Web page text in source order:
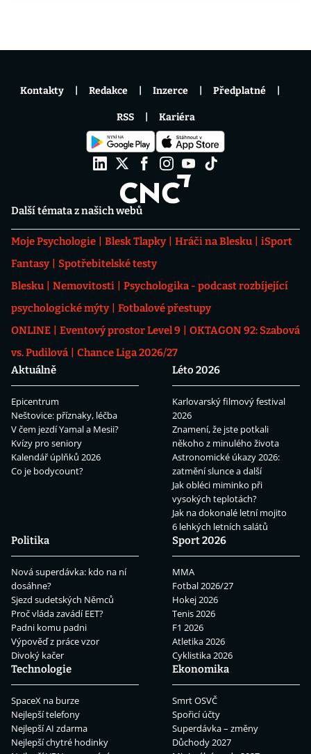
Další témata z našich webů
Moje Psychologie Blesk Tlapky Hráči na Blesku
iSport
Fantasy
Spotřebitelské testy
Blesku
Nemovitosti
Psychologika - podcast rozbíjející
psychologické mýty
Fotbalové přestupy
ONLINE
Eventový prostor Level 9
OKTAGON 92: Szabová
vs. Pudilová
Chance Liga 2026/27
Aktuálně
Epicentrum
Neštovice: příznaky, léčba
V čem jezdí Yamal a Mesii?
Kvízy pro seniory
Kalendář úplňků 2026
Co je bodycount?
Léto 2026
Karlovarský filmový festival
2026
Znamení, že jste potkali
někoho z minulého života
Astronomické úkazy 2026:
zatmění slunce a další
Jak obléci miminko při
vysokých teplotách?
Jak na dokonalé letní mojito
6 lehkých letních salátů
Politika
Nová superdávka: kdo na ní
dosáhne?
Sjezd sudetských Němců
Proč vláda zavádí EET?
Padni komu padni
Výpověď z práce vzor
Divoký kačer
Sport 2026
MMA
Fotbal 2026/27
Hokej 2026
Tenis 2026
F1 2026
Atletika 2026
Cyklistika 2026
Technologie
SpaceX na burze
Nejlepší telefony
Nejlepší AI zdarma
Nejlepší chytré hodinky
Ekonomika
Smrt OSVČ
Spořicí účty
Superdávka – změny
Důchody 2027
Kontakty Redakce Inzerce Předplatné
RSS Kariéra